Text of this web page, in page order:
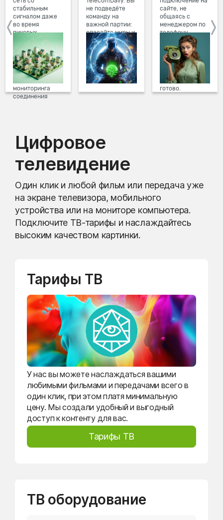
стабильным
сигналом даже
во время
пиковых
нагрузок в
вечернее время.
Мы постоянно
обновляем наше
оборудование в
домах, а система
мониторинга
соединения
не подведёте
команду на
важной партии:
спасайте миры и
побеждайте с
друзьями в
онлайн-играх.
сайте, не
общаясь с
менеджером по
телефону.
Просто в три
клика заполните
форму заявки на
сайте, выберите
дату и время
подключения,
готово.
Цифровое
телевидение
Один клик и любой фильм или передача уже
на экране телевизора, мобильного
устройства или на мониторе компьютера.
Подключите ТВ-тарифы и наслаждайтесь
высоким качеством картинки.
Тарифы ТВ
У нас вы можете наслаждаться вашими
любимыми фильмами и передачами всего в
один клик, при этом платя минимальную
цену. Мы создали удобный и выгодный
доступ к контенту для вас.
Тарифы ТВ
ТВ оборудование